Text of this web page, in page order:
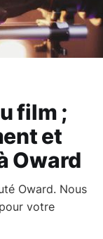
film ;
et
Oward
Oward. Nous
votre